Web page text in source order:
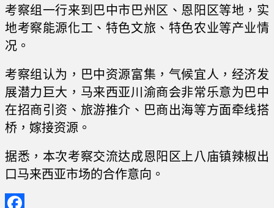
考察组一行来到巴中市巴州区、恩阳区等地，实
地考察能源化工、特色文旅、特色农业等产业情
况。
考察组认为，巴中资源富集，气候宜人，经济发
展潜力巨大，马来西亚川渝商会非常乐意为巴中
在招商引资、旅游推介、巴商出海等方面牵线搭
桥，嫁接资源。
据悉，本次考察交流达成恩阳区上八庙镇辣椒出
口马来西亚市场的合作意向。